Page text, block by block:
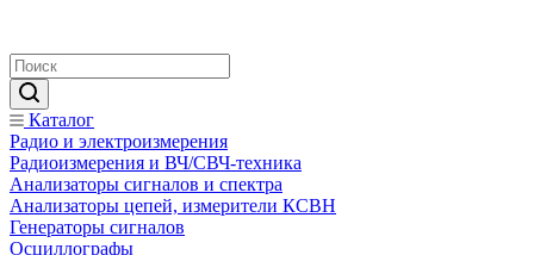
Каталог
Радио и электроизмерения
Радиоизмерения и ВЧ/СВЧ-техника
Анализаторы сигналов и спектра
Анализаторы цепей, измерители КСВН
Генераторы сигналов
Осциллографы